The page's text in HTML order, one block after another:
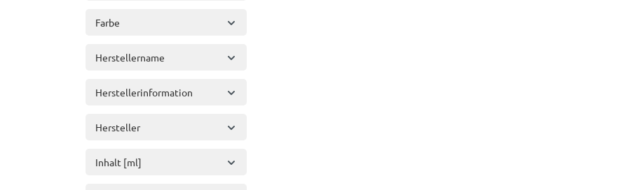
Farbe
Herstellername
Herstellerinformation
Hersteller
Inhalt [ml]